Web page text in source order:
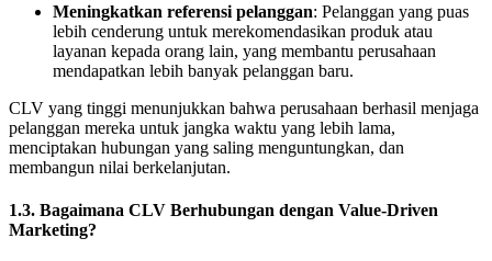
Meningkatkan referensi pelanggan: Pelanggan yang puas
lebih cenderung untuk merekomendasikan produk atau
layanan kepada orang lain, yang membantu perusahaan
mendapatkan lebih banyak pelanggan baru.
CLV yang tinggi menunjukkan bahwa perusahaan berhasil menjaga
pelanggan mereka untuk jangka waktu yang lebih lama,
menciptakan hubungan yang saling menguntungkan, dan
membangun nilai berkelanjutan.
1.3. Bagaimana CLV Berhubungan dengan Value-Driven
Marketing?